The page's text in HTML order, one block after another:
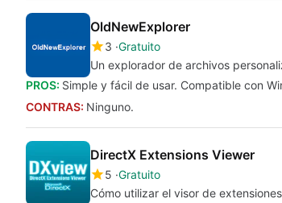
OldNewExplorer
3 Gratuito
Un explorador de archivos
PROS: Simple y fácil de usar. Compatible con
CONTRAS: Ninguno.
DirectX Extensions Viewer
5 Gratuito
Cómo utilizar el visor de